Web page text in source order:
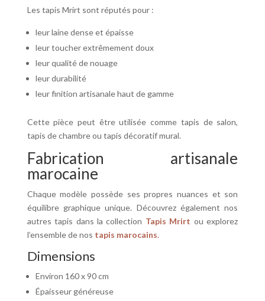
Les tapis Mrirt sont réputés pour :
leur laine dense et épaisse
leur toucher extrêmement doux
leur qualité de nouage
leur durabilité
leur finition artisanale haut de gamme
Cette pièce peut être utilisée comme tapis de salon,
tapis de chambre ou tapis décoratif mural.
Fabrication artisanale
marocaine
Chaque modèle possède ses propres nuances et son
équilibre graphique unique. Découvrez également nos
autres tapis dans la collection Tapis Mrirt ou explorez
l’ensemble de nos tapis marocains.
Dimensions
Environ 160 x 90 cm
Épaisseur généreuse